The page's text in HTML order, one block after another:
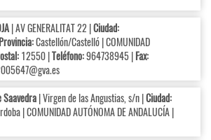
| AV GENERALITAT 22 |Ciudad:
Provincia:Castellón/Castelló | COMUNIDAD
12550 |Teléfono:964738945 |Fax:
Saavedra| Virgen de las Angustias, s/n |Ciudad:
| COMUNIDAD AUTÓNOMA DE ANDALUCÍA |